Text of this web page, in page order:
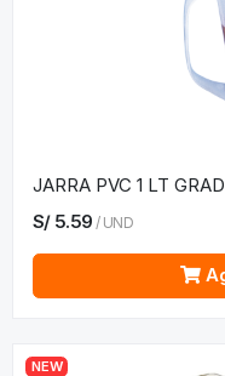
JARRA PVC 1 LT
S/ 5.59 / UND
NEW